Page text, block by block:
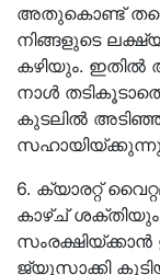
അതുകൊണ്ട്‌
നിങ്ങളുടെ
കഴിയും. ഇതിൽ
നാൾ
കുടലിൽ
6. ക്യാരറ്റ്‌
കാഴ്ച്‌
ജ്യൂസാക്കി